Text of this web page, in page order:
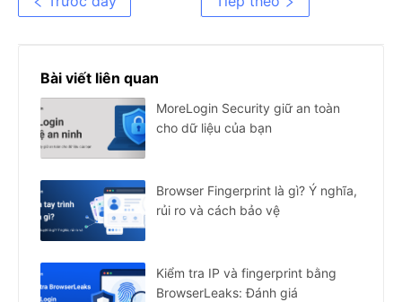
Bài viết liên quan
MoreLogin Security giữ an toàn
cho dữ liệu của bạn
Browser Fingerprint là gì? Ý nghĩa,
rủi ro và cách bảo vệ
Kiểm tra IP và fingerprint bằng
BrowserLeaks: Đánh giá